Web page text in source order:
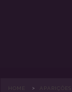
HOME >